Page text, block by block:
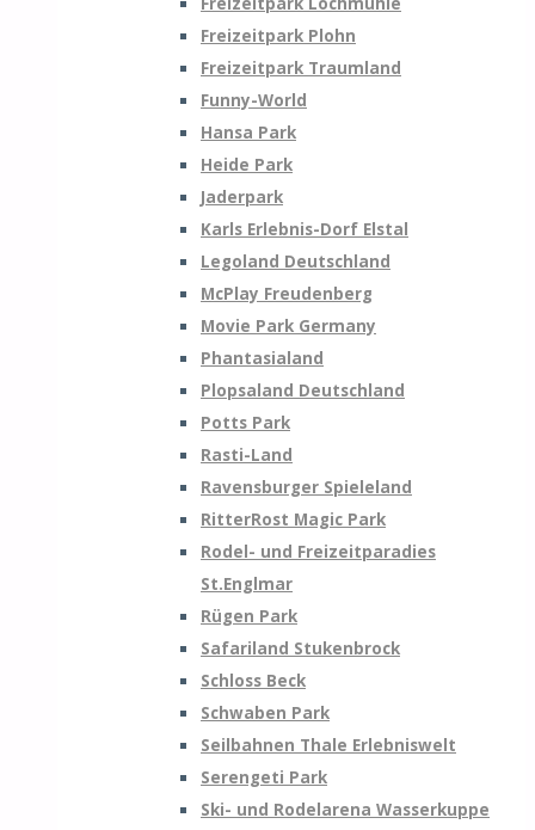
Freizeitpark Plohn
Freizeitpark Traumland
Funny-World
Hansa Park
Heide Park
Jaderpark
Karls Erlebnis-Dorf Elstal
Legoland Deutschland
McPlay Freudenberg
Movie Park Germany
Phantasialand
Plopsaland Deutschland
Potts Park
Rasti-Land
Ravensburger Spieleland
RitterRost Magic Park
Rodel- und Freizeitparadies
St.Englmar
Rügen Park
Safariland Stukenbrock
Schloss Beck
Schwaben Park
Seilbahnen Thale Erlebniswelt
Serengeti Park
Ski- und Rodelarena Wasserkuppe